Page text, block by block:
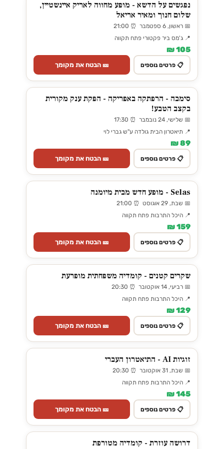
נפגשים על הדשא - מופע מחווה לאריק איינשטיין,
שלום חנוך ומאיר אריאל
📅 ראשון, 6 ספטמבר ⏰ 21:00
📍 ג'מס ביר פקטורי פתח תקווה
105 ₪
📋 פרטים נוספים 🎫 הבטח את מקומך
סימבה - הרפתקה באפריקה - הפקת ענק מקורית
בקצב הטבע!
📅 שלישי, 24 נובמבר ⏰ 17:30
📍 תיאטרון הבית גולדה ע"ש גברי לוי
89 ₪
📋 פרטים נוספים 🎫 הבטח את מקומך
Selas - מופע חדש מבית מיומנה
📅 שבת, 29 אוגוסט ⏰ 21:00
📍 היכל התרבות פתח תקווה
159 ₪
📋 פרטים נוספים 🎫 הבטח את מקומך
שקרים קטנים - קומדיה משפחתית מופרעת
📅 רביעי, 14 אוקטובר ⏰ 20:30
📍 היכל התרבות פתח תקווה
129 ₪
📋 פרטים נוספים 🎫 הבטח את מקומך
זוגיות AI - התיאטרון העברי
📅 שבת, 31 אוקטובר ⏰ 20:30
📍 היכל התרבות פתח תקווה
145 ₪
📋 פרטים נוספים 🎫 הבטח את מקומך
דרושה עוזרת - קומדיה מטורפת